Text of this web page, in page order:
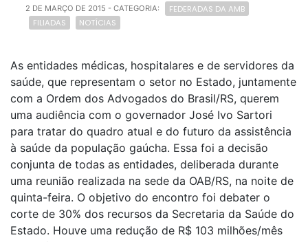
2 DE MARÇO DE 2015 - CATEGORIA:
FEDERADAS DA AMB
FILIADAS
NOTÍCIAS
As entidades médicas, hospitalares e de servidores da
saúde, que representam o setor no Estado, juntamente
com a Ordem dos Advogados do Brasil/RS, querem
uma audiência com o governador José Ivo Sartori
para tratar do quadro atual e do futuro da assistência
à saúde da população gaúcha. Essa foi a decisão
conjunta de todas as entidades, deliberada durante
uma reunião realizada na sede da OAB/RS, na noite de
quinta-feira. O objetivo do encontro foi debater o
corte de 30% dos recursos da Secretaria da Saúde do
Estado. Houve uma redução de R$ 103 milhões/mês